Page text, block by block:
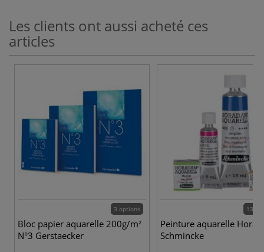
Les clients ont aussi acheté ces
articles
3 options
Bloc papier aquarelle 200g/m²
N°3 Gerstaecker
139
Peinture aquarelle
Schmincke